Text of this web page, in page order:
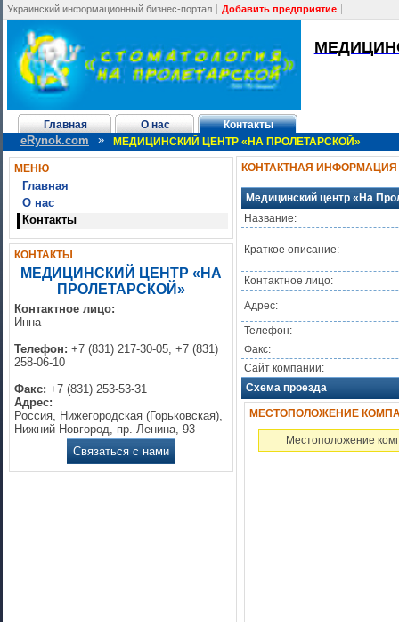
Украинский информационный бизнес-портал Добавить предприятие
Главная О нас Контакты
eRynok.com » МЕДИЦИНСКИЙ ЦЕНТР «НА ПРОЛЕТАРСКОЙ»
МЕНЮ
Главная
О нас
Контакты
КОНТАКТЫ
МЕДИЦИНСКИЙ ЦЕНТР «НА
ПРОЛЕТАРСКОЙ»
Контактное лицо:
Инна
Телефон: +7 (831) 217-30-05, +7 (831)
258-06-10
Факс: +7 (831) 253-53-31
Адрес:
Россия, Нижегородская (Горьковская),
Нижний Новгород, пр. Ленина, 93
Связаться с нами
КОНТАКТНАЯ ИНФОРМАЦИЯ
Медицинский центр «На
Название:
Краткое описание:
Контактное лицо:
Адрес:
Телефон:
Факс:
Сайт компании:
Схема проезда
МЕСТОПОЛОЖЕНИЕ
Местоположение